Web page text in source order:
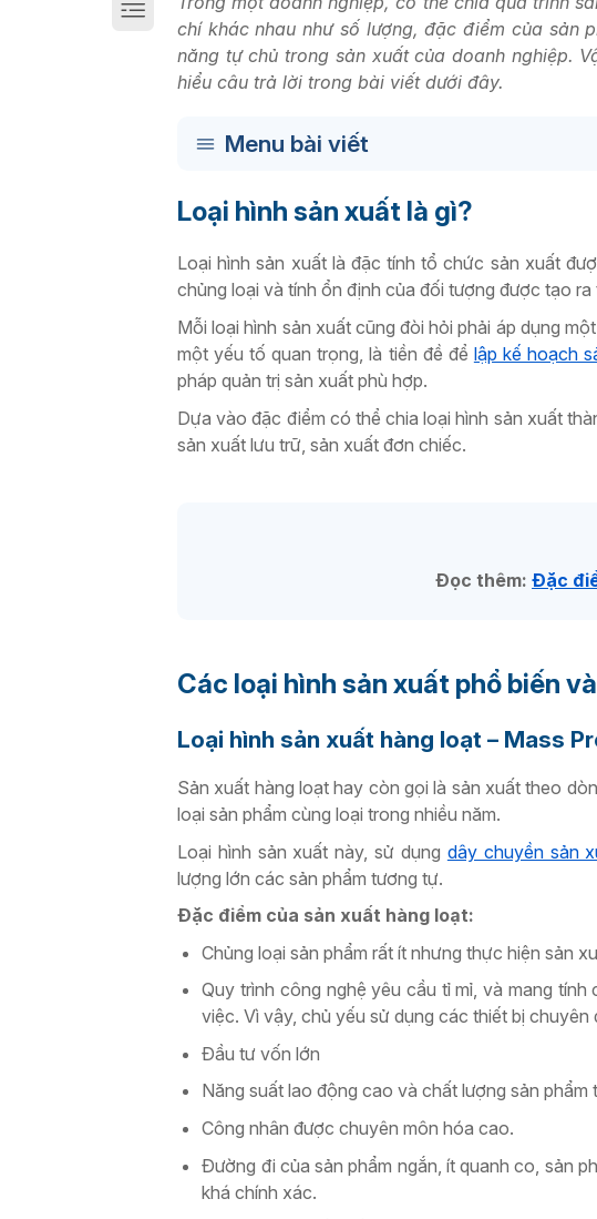
chí khác nhau như số lượng, đặc điểm của sản
năng tự chủ trong sản xuất của doanh nghiệp.
hiểu câu trả lời trong bài viết dưới đây.
Menu bài viết
Loại hình sản xuất là gì?
Loại hình sản xuất là đặc tính tổ chức sản xuất
chủng loại và tính ổn định của đối tượng được tạo ra
Mỗi loại hình sản xuất cũng đòi hỏi phải áp dụng
một yếu tố quan trọng,là tiền đề để lập kế hoạch
pháp quản trị sản xuất phù hợp.
Dựa vào đặc điểm có thể chia loại hình sản xuất
sản xuất lưu trữ, sản xuất đơn chiếc.
Đọc thêm:Đặc
Các loại hình sản xuất phổ biến
Loại hình sản xuất hàng loạt – Mass
Sản xuất hàng loạt hay còn gọi là sản xuất theo
loại sản phẩm cùng loại trong nhiều năm.
Loại hình sản xuất này, sử dụng dây chuyền sản
lượng lớn các sản phẩm tương tự.
Đặc điểm của sản xuất hàng loạt:
Chủng loại sản phẩm rất ít nhưng thực hiện sản
Quy trình công nghệ yêu cầu tỉ mỉ, và mang
việc. Vì vậy, chủ yếu sử dụng các thiết bị
Đầu tư vốn lớn
Năng suất lao động cao và chất lượng sản phẩm
Công nhân được chuyên môn hóa cao.
Đường đi của sản phẩm ngắn, ít quanh co, sản
khá chính xác.